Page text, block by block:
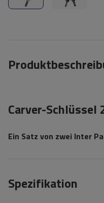
Carver-Schlüssel
Ein Satz von zwei Inter
Spezifikation